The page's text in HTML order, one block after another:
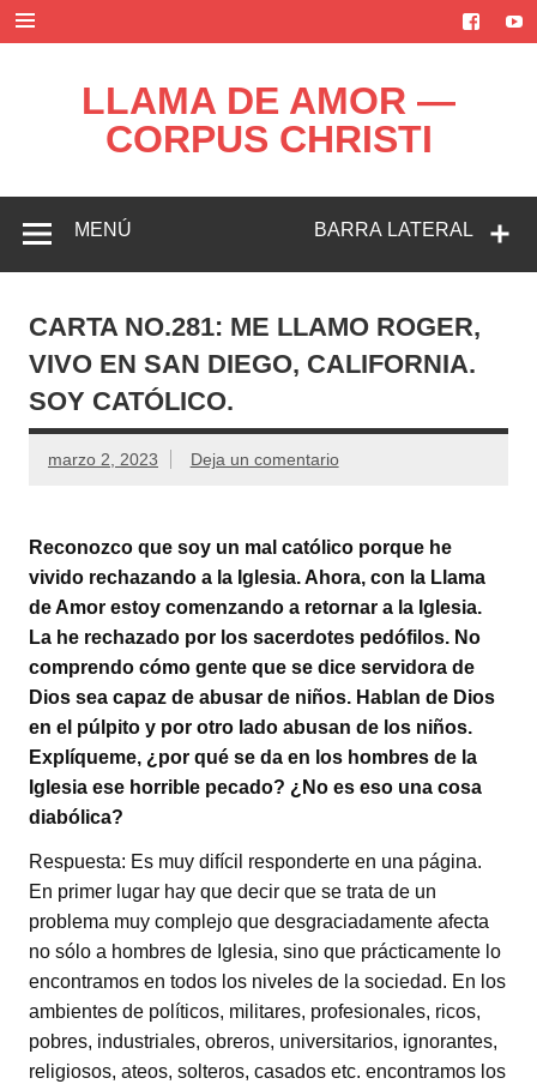
contenido
LLAMA DE AMOR —
CORPUS CHRISTI
BARRA LATERAL
MENÚ
CARTA NO.281: ME LLAMO ROGER,
VIVO EN SAN DIEGO, CALIFORNIA.
SOY CATÓLICO.
marzo 2, 2023 Deja un comentario
Reconozco que soy un mal católico porque he
vivido rechazando a la Iglesia. Ahora, con la Llama
de Amor estoy comenzando a retornar a la Iglesia.
La he rechazado por los sacerdotes pedófilos. No
comprendo cómo gente que se dice servidora de
Dios sea capaz de abusar de niños. Hablan de Dios
en el púlpito y por otro lado abusan de los niños.
Explíqueme, ¿por qué se da en los hombres de la
Iglesia ese horrible pecado? ¿No es eso una cosa
diabólica?
Respuesta: Es muy difícil responderte en una página.
En primer lugar hay que decir que se trata de un
problema muy complejo que desgraciadamente afecta
no sólo a hombres de Iglesia, sino que prácticamente lo
encontramos en todos los niveles de la sociedad. En los
ambientes de políticos, militares, profesionales, ricos,
pobres, industriales, obreros, universitarios, ignorantes,
religiosos, ateos, solteros, casados etc. encontramos los